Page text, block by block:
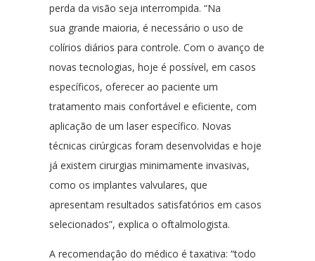
perda da visão seja interrompida. “Na
sua grande maioria, é necessário o uso de
colírios diários para controle. Com o avanço de
novas tecnologias, hoje é possível, em casos
específicos, oferecer ao paciente um
tratamento mais confortável e eficiente, com
aplicação de um laser específico. Novas
técnicas cirúrgicas foram desenvolvidas e hoje
já existem cirurgias minimamente invasivas,
como os implantes valvulares, que
apresentam resultados satisfatórios em casos
selecionados”, explica o oftalmologista.
A recomendação do médico é taxativa: “todo